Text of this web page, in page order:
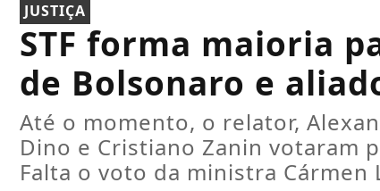
JUSTIÇA
STF forma maioria
de Bolsonaro e
Até o momento, o relator,
Dino e Cristiano Zanin votaram
Falta o voto da ministra Cármen